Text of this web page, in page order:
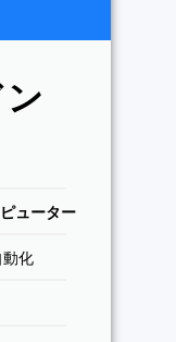
ューター
動化